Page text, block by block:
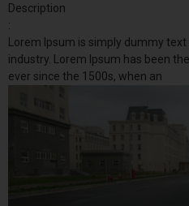
Description
:
Lorem Ipsum is simply dummy
industry. Lorem Ipsum has been
ever since the 1500s, when an